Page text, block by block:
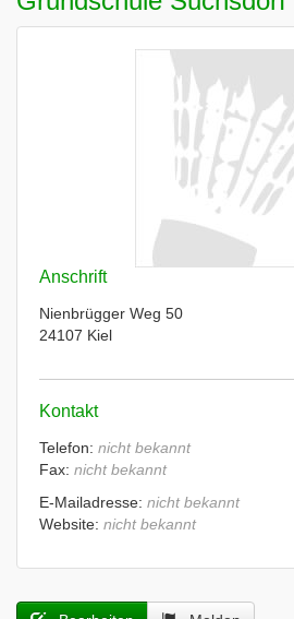
Anschrift
Nienbrügger Weg 50
24107 Kiel
Kontakt
Telefon: nicht bekannt
Fax: nicht bekannt
E-Mailadresse: nicht bekannt
Website: nicht bekannt